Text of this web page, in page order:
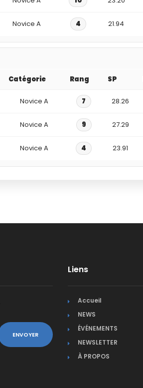
Novice A 4 21.94
Catégorie Rang SP
Novice A 7 28.26
Novice A 9 27.29
Novice A 4 23.91
ENVOYER
Liens
Accueil
NEWS
ÉVÉNEMENTS
NEWSLETTER
À PROPOS